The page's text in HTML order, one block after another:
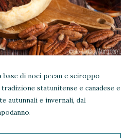
base di noci pecan e sciroppo
statunitense e canadese e
autunnali e invernali, dal